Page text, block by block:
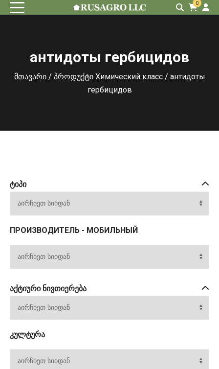
0
антидоты гербицидов
მთავარი/ პროდუქტი Химический класс / антидоты
гербицидов
ᲢᲘᲞᲘ
ПРОИЗВОДИТЕЛЬ - МОБИЛЬНЫЙ
ᲐᲥᲢᲘᲣᲠᲘ ᲜᲘᲕᲗᲘᲔᲠᲔᲑᲐ
ᲙᲣᲚᲢᲣᲠᲐ